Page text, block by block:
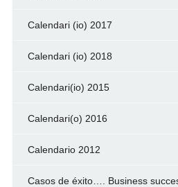
Calendari (io) 2017
Calendari (io) 2018
Calendari(io) 2015
Calendari(o) 2016
Calendario 2012
Casos de éxito…. Business